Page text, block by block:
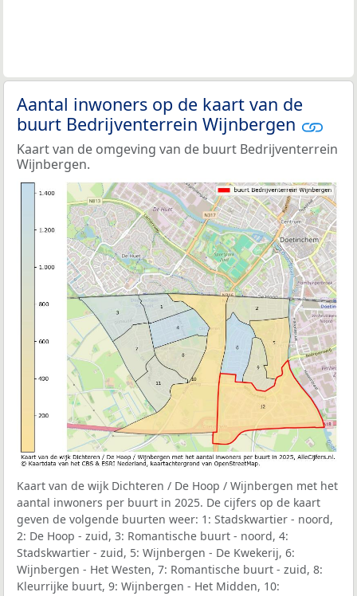
Aantal inwoners op de kaart van de
buurt Bedrijventerrein Wijnbergen
Kaart van de omgeving van de buurt Bedrijventerrein
Wijnbergen.
Kaart van de wijk Dichteren / De Hoop / Wijnbergen met het
aantal inwoners per buurt in 2025. De cijfers op de kaart
geven de volgende buurten weer: 1: Stadskwartier - noord,
2: De Hoop - zuid, 3: Romantische buurt - noord, 4:
Stadskwartier - zuid, 5: Wijnbergen - De Kwekerij, 6:
Wijnbergen - Het Westen, 7: Romantische buurt - zuid, 8:
Kleurrijke buurt, 9: Wijnbergen - Het Midden, 10: